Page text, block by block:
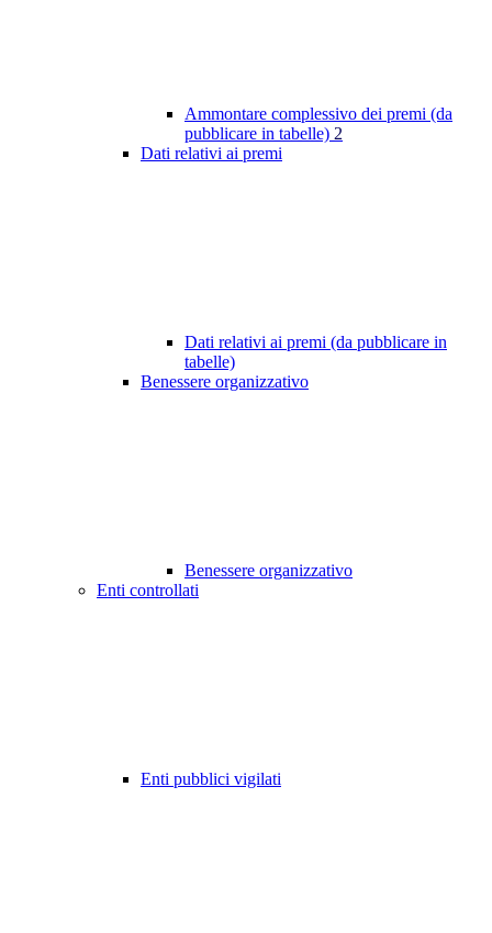
Ammontare complessivo dei premi (da
pubblicare in tabelle) 2
Dati relativi ai premi
Dati relativi ai premi (da pubblicare in
tabelle)
Benessere organizzativo
Benessere organizzativo
Enti controllati
Enti pubblici vigilati